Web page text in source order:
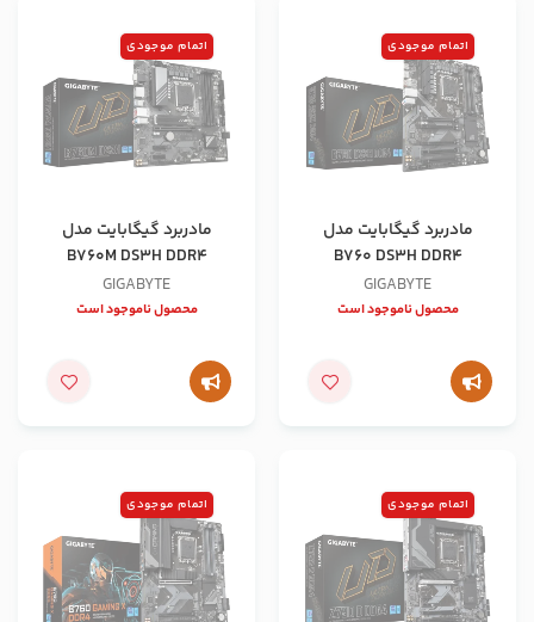
اتمام موجودی
مادربرد گیگابایت مدل
B760 DS3H DDR4
GIGABYTE
محصول ناموجود است
اتمام موجودی
مادربرد گیگابایت مدل
B760M DS3H DDR4
GIGABYTE
محصول ناموجود است
اتمام موجودی اتمام موجودی